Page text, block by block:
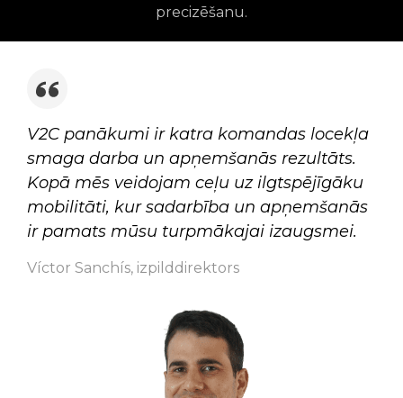
precizēšanu.
V2C panākumi ir katra komandas locekļa
smaga darba un apņemšanās rezultāts.
Kopā mēs veidojam ceļu uz ilgtspējīgāku
mobilitāti, kur sadarbība un apņemšanās
ir pamats mūsu turpmākajai izaugsmei.
Víctor Sanchís, izpilddirektors